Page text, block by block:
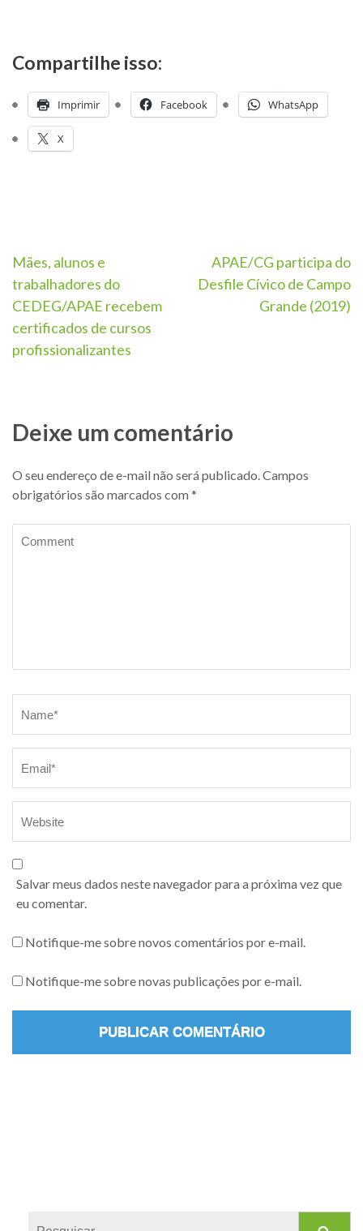
Compartilhe isso:
Imprimir Facebook WhatsApp
X
Mães, alunos e
trabalhadores do
CEDEG/APAE recebem
certificados de cursos
profissionalizantes
APAE/CG participa do
Desfile Cívico de Campo
Grande (2019)
Deixe um comentário
O seu endereço de e-mail não será publicado.Campos
obrigatórios são marcados com *
Salvar meus dados neste navegador para a próxima vez que
eu comentar.
Notifique-me sobre novos comentários por e-mail.
Notifique-me sobre novas publicações por e-mail.